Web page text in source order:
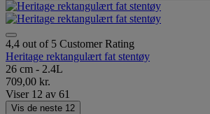
4,4 out of 5 Customer Rating
Heritage rektangulært fat stentøy
26 cm - 2.4L
709,00 kr.
Viser 12 av 61
Vis de neste 12